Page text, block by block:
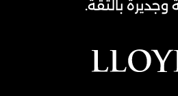
Broker
بالثقة.